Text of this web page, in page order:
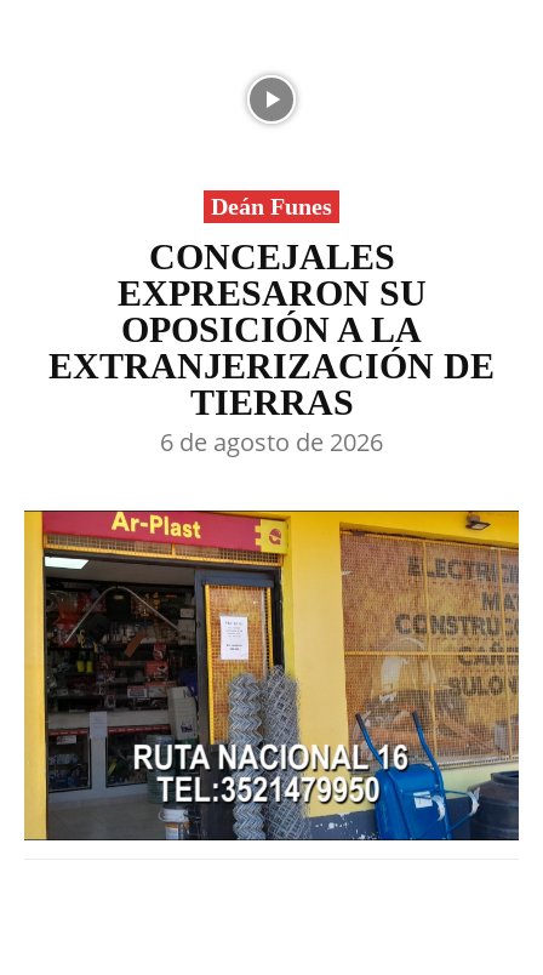
Deán Funes
CONCEJALES
EXPRESARON SU
OPOSICIÓN A LA
EXTRANJERIZACIÓN DE
TIERRAS
6 de agosto de 2026